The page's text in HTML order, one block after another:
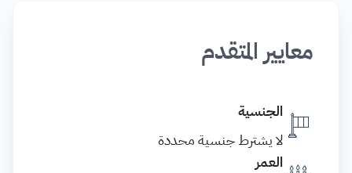
معايير المتقدم
الجنسية
لا يشترط جنسية محددة
العمر